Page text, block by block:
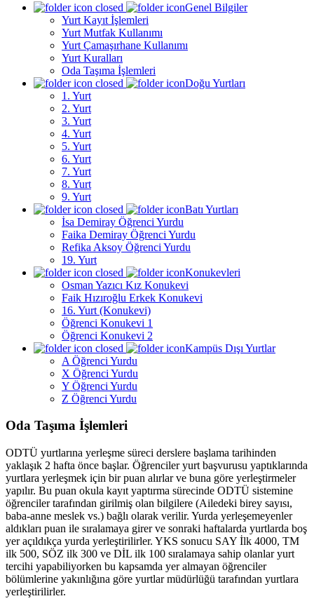
Genel Bilgiler
Yurt Kayıt İşlemleri
Yurt Mutfak Kullanımı
Yurt Çamaşırhane Kullanımı
Yurt Kuralları
Oda Taşıma İşlemleri
Doğu Yurtları
1. Yurt
2. Yurt
3. Yurt
4. Yurt
5. Yurt
6. Yurt
7. Yurt
8. Yurt
9. Yurt
Batı Yurtları
İsa Demiray Öğrenci Yurdu
Faika Demiray Öğrenci Yurdu
Refika Aksoy Öğrenci Yurdu
19. Yurt
Konukevleri
Osman Yazıcı Kız Konukevi
Faik Hızıroğlu Erkek Konukevi
16. Yurt (Konukevi)
Öğrenci Konukevi 1
Öğrenci Konukevi 2
Kampüs Dışı Yurtlar
A Öğrenci Yurdu
X Öğrenci Yurdu
Y Öğrenci Yurdu
Z Öğrenci Yurdu
Oda Taşıma İşlemleri
ODTÜ yurtlarına yerleşme süreci derslere başlama tarihinden
yaklaşık 2 hafta önce başlar. Öğrenciler yurt başvurusu yaptıklarında
yurtlara yerleşmek için bir puan alırlar ve buna göre yerleştirmeler
yapılır. Bu puan okula kayıt yaptırma sürecinde ODTÜ sistemine
öğrenciler tarafından girilmiş olan bilgilere (Ailedeki birey sayısı,
baba-anne meslek vs.) bağlı olarak verilir. Yurda yerleşemeyenler
aldıkları puan ile sıralamaya girer ve sonraki haftalarda yurtlarda boş
yer açıldıkça yurda yerleştirilirler. YKS sonucu SAY İlk 4000, TM
ilk 500, SÖZ ilk 300 ve DİL ilk 100 sıralamaya sahip olanlar yurt
tercihi yapabiliyorken bu kapsamda yer almayan öğrenciler
bölümlerine yakınlığına göre yurtlar müdürlüğü tarafından yurtlara
yerleştirilirler.